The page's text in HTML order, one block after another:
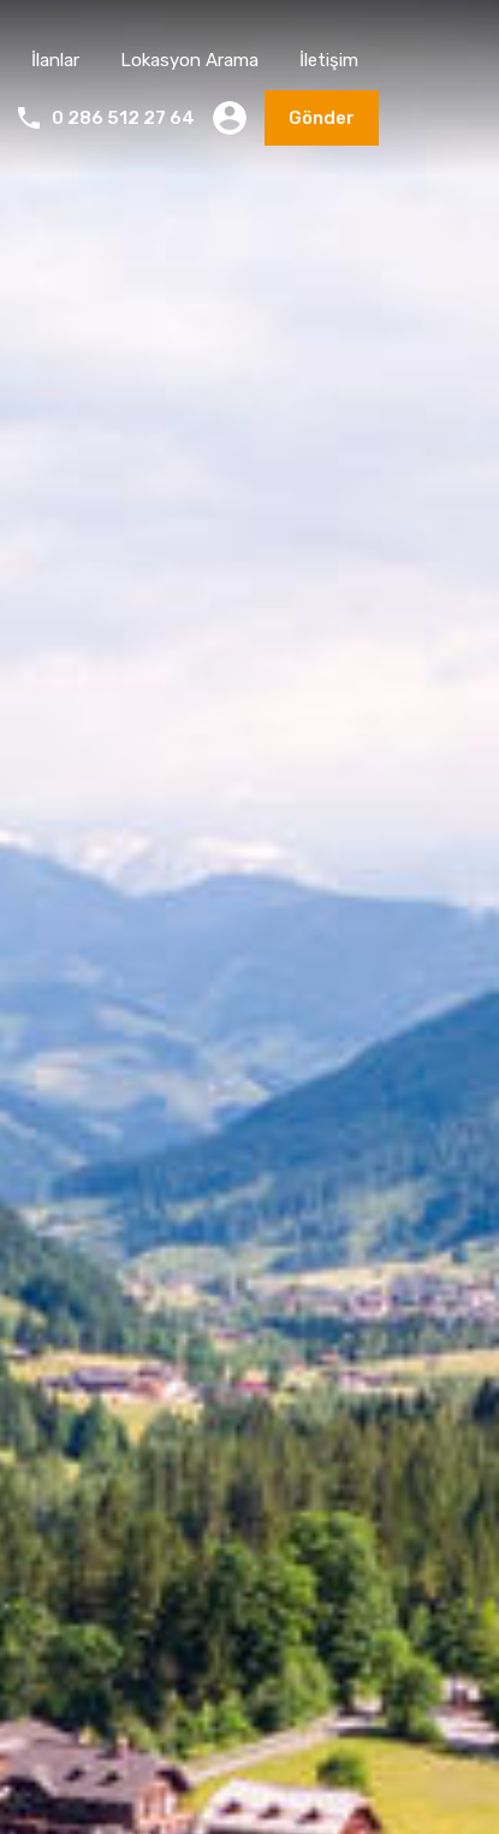
İlanlar Lokasyon Arama İletişim
0 286 512 27 64 Gönder